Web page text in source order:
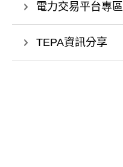
電力交易平台專區
TEPA資訊分享